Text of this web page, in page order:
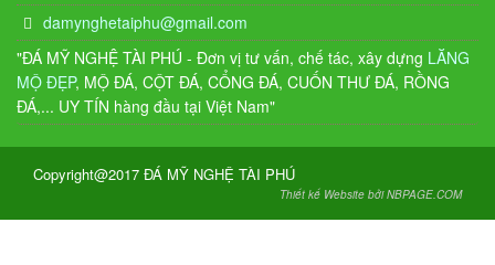
damynghetaiphu@gmail.com
"ĐÁ MỸ NGHỆ TÀI PHÚ - Đơn vị tư vấn, chế tác, xây dựng LĂNG
MỘ ĐẸP, MỘ ĐÁ, CỘT ĐÁ, CỔNG ĐÁ, CUỐN THƯ ĐÁ, RỒNG
ĐÁ,... UY TÍN hàng đầu tại Việt Nam"
Copyright@2017 ĐÁ MỸ NGHỆ TÀI PHÚ
Thiết kế Website bởi NBPAGE.COM